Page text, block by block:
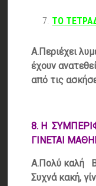
ΤΟ
Α.Περιέχει
έχουν
από τις
8. Η
ΓΙΝΕΤΑΙ
Α.Πολύ καλή
Συχνά κακή,